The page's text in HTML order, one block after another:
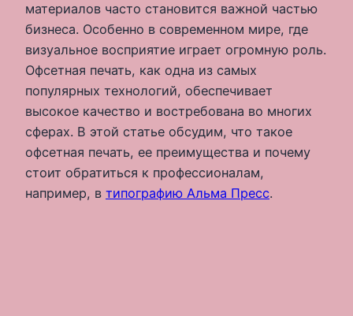
материалов часто становится важной частью
бизнеса. Особенно в современном мире, где
визуальное восприятие играет огромную роль.
Офсетная печать, как одна из самых
популярных технологий, обеспечивает
высокое качество и востребована во многих
сферах. В этой статье обсудим, что такое
офсетная печать, ее преимущества и почему
стоит обратиться к профессионалам,
например, в типографию Альма Пресс.